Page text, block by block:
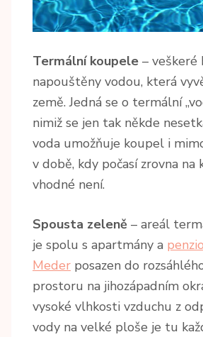
Termální koupele – veškeré
napouštěny vodou, která
země. Jedná se o termální
nimiž se jen tak někde
voda umožňuje koupel i
v době, kdy počasí zrovna na
vhodné není.
Spousta zeleně – areál
je spolu s apartmány a
Meder posazen do
prostoru na jihozápadním
vysoké vlhkosti vzduchu z
vody na velké ploše je tu